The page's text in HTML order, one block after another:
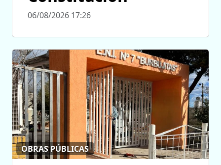
06/08/2026 17:26
OBRAS PÚBLICAS